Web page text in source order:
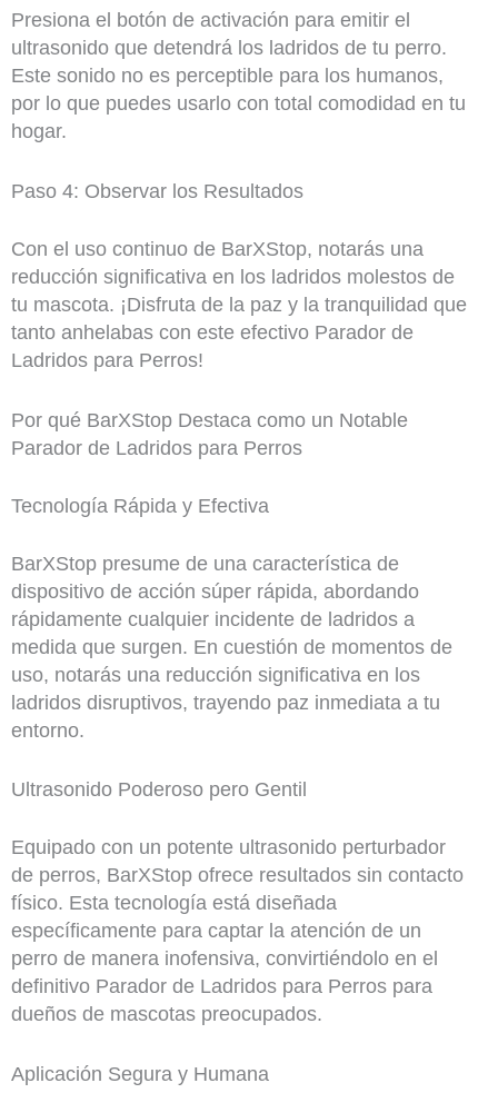
Presiona el botón de activación para emitir el
ultrasonido que detendrá los ladridos de tu perro.
Este sonido no es perceptible para los humanos,
por lo que puedes usarlo con total comodidad en tu
hogar.
Paso 4: Observar los Resultados
Con el uso continuo de BarXStop, notarás una
reducción significativa en los ladridos molestos de
tu mascota. ¡Disfruta de la paz y la tranquilidad que
tanto anhelabas con este efectivo Parador de
Ladridos para Perros!
Por qué BarXStop Destaca como un Notable
Parador de Ladridos para Perros
Tecnología Rápida y Efectiva
BarXStop presume de una característica de
dispositivo de acción súper rápida, abordando
rápidamente cualquier incidente de ladridos a
medida que surgen. En cuestión de momentos de
uso, notarás una reducción significativa en los
ladridos disruptivos, trayendo paz inmediata a tu
entorno.
Ultrasonido Poderoso pero Gentil
Equipado con un potente ultrasonido perturbador
de perros, BarXStop ofrece resultados sin contacto
físico. Esta tecnología está diseñada
específicamente para captar la atención de un
perro de manera inofensiva, convirtiéndolo en el
definitivo Parador de Ladridos para Perros para
dueños de mascotas preocupados.
Aplicación Segura y Humana